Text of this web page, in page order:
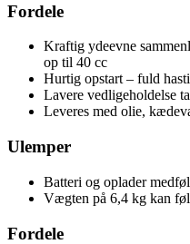
Fordele
Kraftig ydeevne
op til 40 cc
Hurtig opstart – fuld
Lavere vedligeholdelse
Leveres med olie,
Ulemper
Batteri og oplader
Vægten på 6,4 kg kan
Fordele